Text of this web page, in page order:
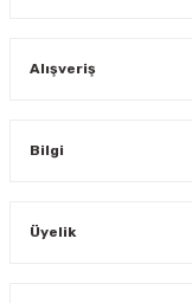
Alışveriş
Bilgi
Üyelik